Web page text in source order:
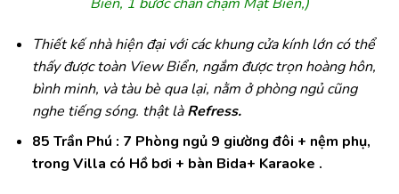
Thiết kế nhà hiện đại với các khung cửa kính lớn có thể
thấy được toàn View Biển, ngắm được trọn hoàng hôn,
bình minh, và tàu bè qua lại, nằm ở phòng ngủ cũng
nghe tiếng sóng. thật làRefress.
85 Trần Phú : 7 Phòng ngủ 9 giường đôi + nệm phụ,
trong Villa có Hồ bơi + bàn Bida+ Karaoke .